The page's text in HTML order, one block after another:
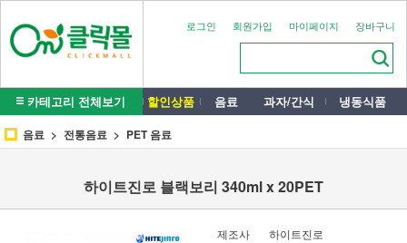
로그인 회원가입 마이페이지 장바구니
카테고리 전체보기 할인상품 음료 과자/간식 냉동식품
음료 전통음료 PET 음료
하이트진로 블랙보리 340ml x 20PET
제조사
하이트진로